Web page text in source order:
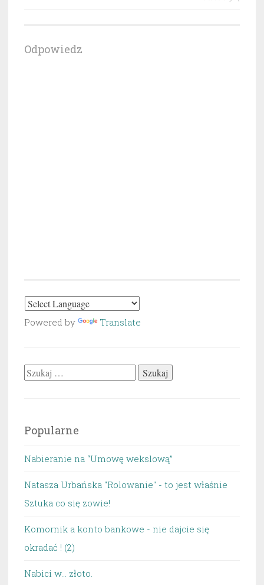
Odpowiedz
Powered by Translate
Szukaj:
Popularne
Nabieranie na “Umowę wekslową”
Natasza Urbańska "Rolowanie" - to jest właśnie
Sztuka co się zowie!
Komornik a konto bankowe - nie dajcie się
okradać ! (2)
Nabici w... złoto.